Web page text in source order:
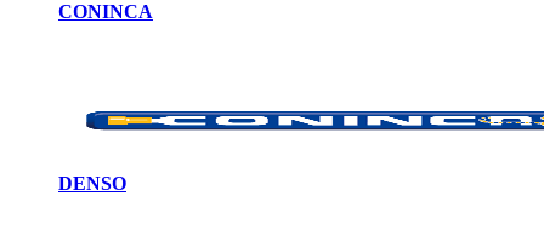
CONINCA
DENSO